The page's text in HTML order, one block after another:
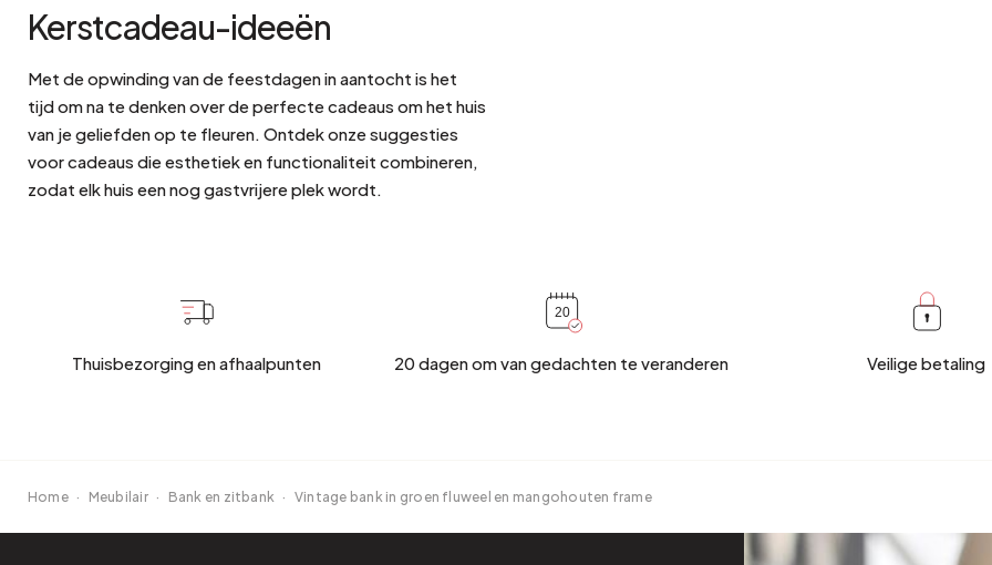
Kerstcadeau-ideeën
Met de opwinding van de feestdagen in aantocht is het
tijd om na te denken over de perfecte cadeaus om het huis
van je geliefden op te fleuren. Ontdek onze suggesties
voor cadeaus die esthetiek en functionaliteit combineren,
zodat elk huis een nog gastvrijere plek wordt.
Thuisbezorging en afhaalpunten 20 dagen om van gedachten te veranderen Veilige betaling
Home · Meubilair · Bank en zitbank · Vintage bank in groen fluweel en mangohouten frame